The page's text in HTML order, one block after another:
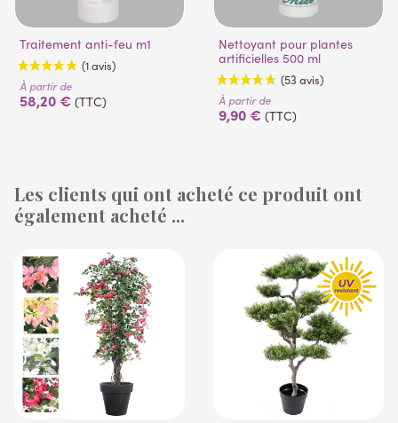
Traitement anti-feu m1
À partir de
58,20 € (TTC)
Nettoyant pour plantes
artificielles 500 ml
(53 avis)
À partir de
9,90 € (TTC)
Les clients qui ont acheté ce produit ont
également acheté ...